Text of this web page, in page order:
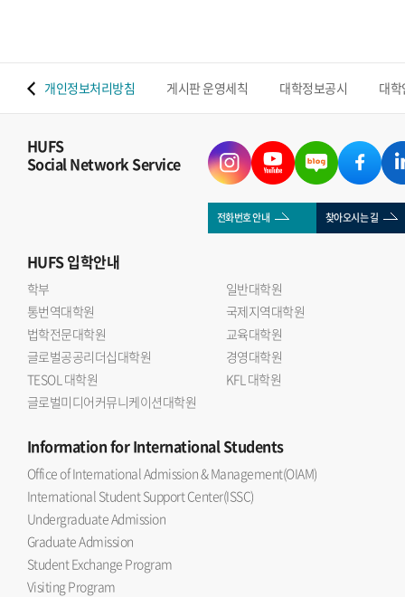
개인정보처리방침 게시판 운영세칙 대학정보공시 대
HUFS
Social Network Service
전화번호 안내 찾아오시는 길
HUFS입학안내
학부
일반대학원
통번역대학원
국제지역대학원
법학전문대학원
교육대학원
글로벌공공리더십대학원
경영대학원
TESOL 대학원
KFL 대학원
글로벌미디어커뮤니케이션대학원
Informationfor International Students
Office of International Admission & Management(OIAM)
International Student Support Center(ISSC)
Undergraduate Admission
Graduate Admission
Student Exchange Program
Visiting Program